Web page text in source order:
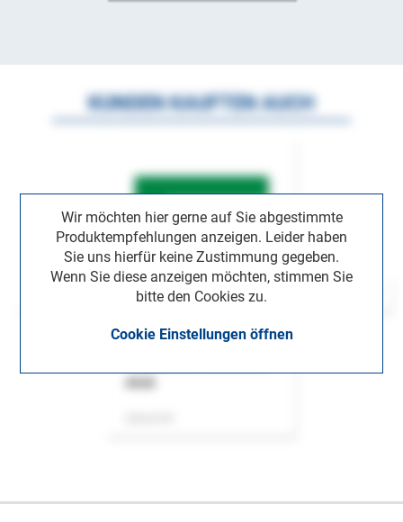
Wir möchten hier gerne auf Sie abgestimmte
Produktempfehlungen anzeigen. Leider haben
Sie uns hierfür keine Zustimmung gegeben.
Wenn Sie diese anzeigen möchten, stimmen Sie
bitte den Cookies zu.
Cookie Einstellungen öffnen
KUNDEN KAUFTEN AUCH